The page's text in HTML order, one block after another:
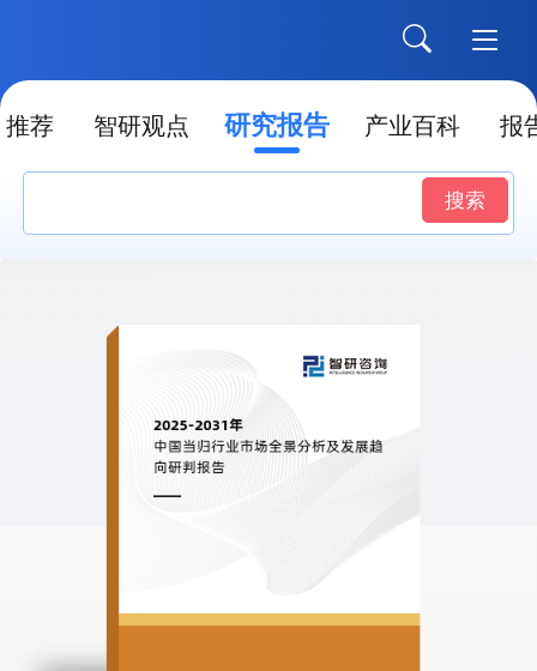
推荐 智研观点 研究报告 产业百科 报
搜索